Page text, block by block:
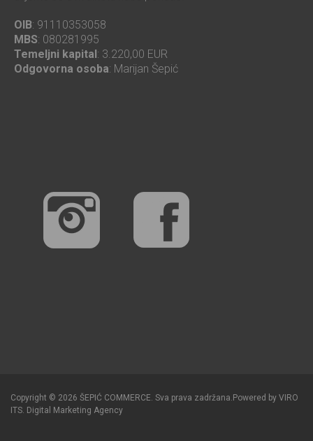
OIB: 91110353058
MBS: 080281995
Temeljni kapital: 3.220,00 EUR
Odgovorna osoba: Marijan Šepić
Copyright © 2026 ŠEPIĆ COMMERCE. Sva prava zadržana. Powered by VIRO
ITS. Digital Marketing Agency